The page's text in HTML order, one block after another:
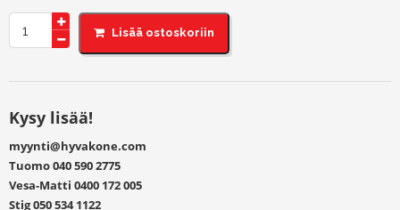
CAMION sorakauha kevyt määrä
Kysy lisää!
myynti@hyvakone.com
Tuomo040 590 2775
Vesa-Matti 0400 172 005
Stig050 534 1122